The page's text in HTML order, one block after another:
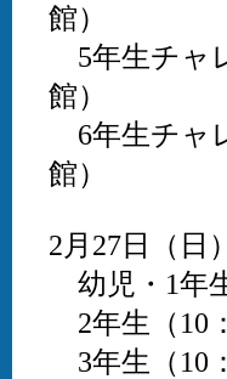
館）
5年生チャ
館）
6年生チャ
館）
2月27日（日）
幼児・1年
2年生（10
3年生（10